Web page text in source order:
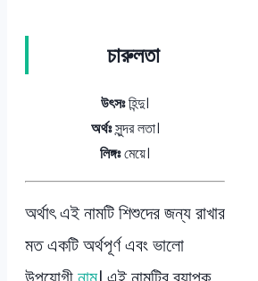
চারুলতা
উৎসঃহিন্দু।
অর্থঃসুন্দর লতা।
লিঙ্গঃমেয়ে।
অর্থাৎ এই নামটি শিশুদের জন্য রাখার
মত একটি অর্থপূর্ণ এবং ভালো